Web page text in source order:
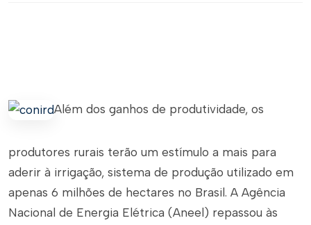
Além dos ganhos de produtividade, os
produtores rurais terão um estímulo a mais para
aderir à irrigação, sistema de produção utilizado em
apenas 6 milhões de hectares no Brasil. A Agência
Nacional de Energia Elétrica (Aneel) repassou às